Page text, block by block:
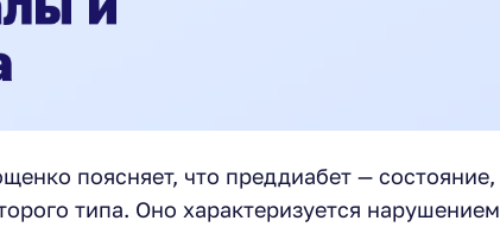
поясняет, что преддиабет — состояние,
типа. Оно характеризуется нарушением